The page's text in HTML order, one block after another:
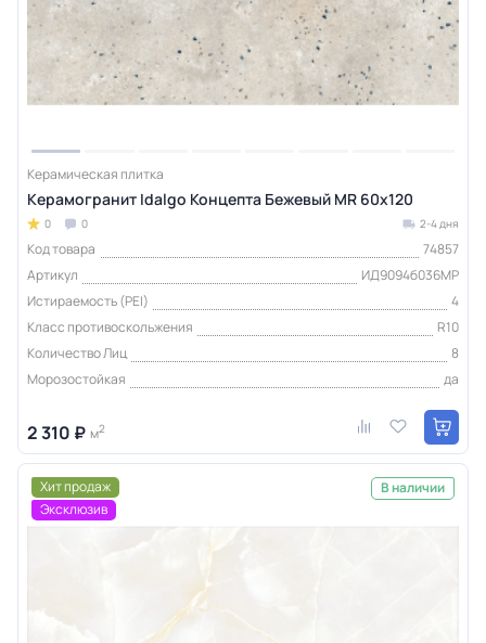
Керамическая плитка
Керамогранит Idalgo Концепта Бежевый MR 60x120
0 0 2-4 дня
Код товара
74857
Артикул
ИД9094б036МР
Истираемость (PEI)
4
Класс противоскольжения
R10
Количество Лиц
8
Морозостойкая
да
2 310 ₽ м2
Хит продаж
Эксклюзив
В наличии